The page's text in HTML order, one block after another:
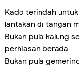
Kado terindah
lantakan di tangan
Bukan pula kalung
perhiasan berada
Bukan pula